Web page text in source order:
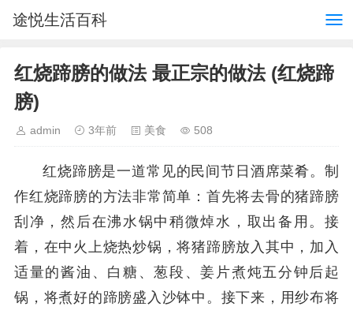
途悦生活百科
红烧蹄膀的做法 最正宗的做法 (红烧蹄
膀)
admin 3年前 美食 508
红烧蹄膀是一道常见的民间节日酒席菜肴。制
作红烧蹄膀的方法非常简单：首先将去骨的猪蹄膀
刮净，然后在沸水锅中稍微焯水，取出备用。接
着，在中火上烧热炒锅，将猪蹄膀放入其中，加入
适量的酱油、白糖、葱段、姜片煮炖五分钟后起
锅，将煮好的蹄膀盛入沙钵中。接下来，用纱布将